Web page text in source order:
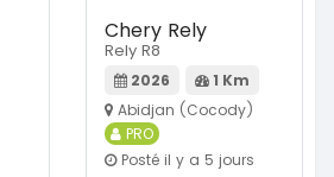
Chery Rely
Rely R8
2026
1 Km
Abidjan (Cocody)
PRO
Posté il y a 5 jours